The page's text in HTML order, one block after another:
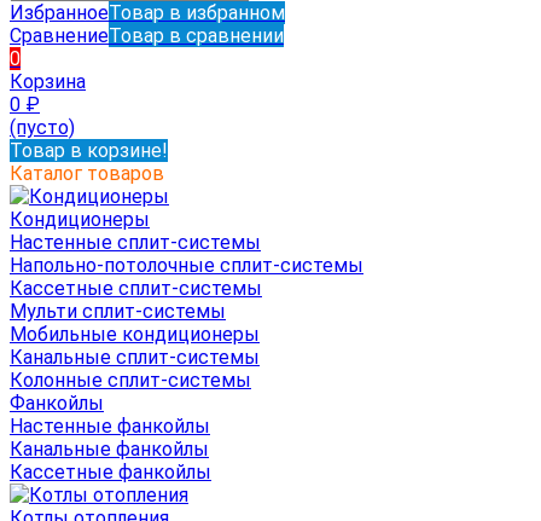
ИзбранноеТовар в избранном
СравнениеТовар в сравнении
0
Корзина
0 ₽
(пусто)
Товар в корзине!
Каталог товаров
Кондиционеры
Настенные сплит-системы
Напольно-потолочные сплит-системы
Кассетные сплит-системы
Мульти сплит-системы
Мобильные кондиционеры
Канальные сплит-системы
Колонные сплит-системы
Фанкойлы
Настенные фанкойлы
Канальные фанкойлы
Кассетные фанкойлы